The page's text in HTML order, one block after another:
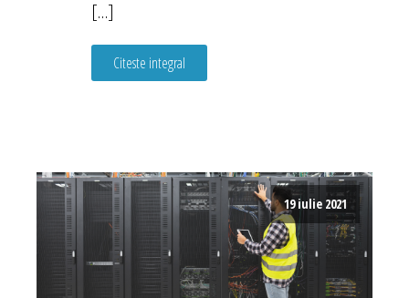
[…]
Citeste integral
19 iulie 2021